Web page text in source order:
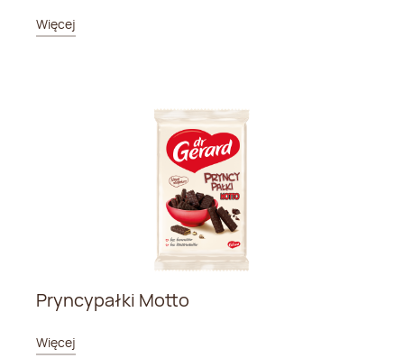
Więcej
Pryncypałki Motto
Więcej